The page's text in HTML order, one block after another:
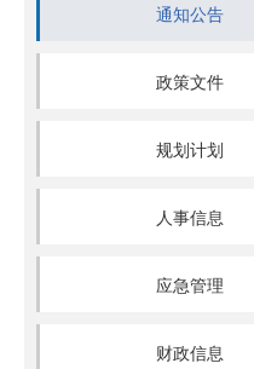
通知公告
政策文件
规划计划
人事信息
应急管理
财政信息